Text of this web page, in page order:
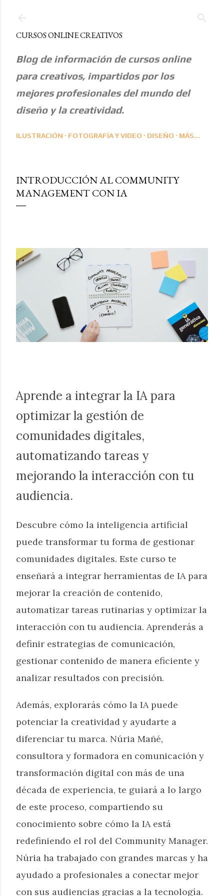
CURSOS ONLINE CREATIVOS
Blog de información de cursos online
para creativos, impartidos por los
mejores profesionales del mundo del
diseño y la creatividad.
ILUSTRACIÓN FOTOGRAFÍA Y VIDEO DISEÑO MÁS…
INTRODUCCIÓN AL COMMUNITY
MANAGEMENT CON IA
Aprende a integrar la IA para
optimizar la gestión de
comunidades digitales,
automatizando tareas y
mejorando la interacción con tu
audiencia.
Descubre cómo la inteligencia artificial
puede transformar tu forma de gestionar
comunidades digitales. Este curso te
enseñará a integrar herramientas de IA para
mejorar la creación de contenido,
automatizar tareas rutinarias y optimizar la
interacción con tu audiencia. Aprenderás a
definir estrategias de comunicación,
gestionar contenido de manera eficiente y
analizar resultados con precisión.
Además, explorarás cómo la IA puede
potenciar la creatividad y ayudarte a
diferenciar tu marca. Núria Mañé,
consultora y formadora en comunicación y
transformación digital con más de una
década de experiencia, te guiará a lo largo
de este proceso, compartiendo su
conocimiento sobre cómo la IA está
redefiniendo el rol del Community Manager.
Núria ha trabajado con grandes marcas y ha
ayudado a profesionales a conectar mejor
con sus audiencias gracias a la tecnología.